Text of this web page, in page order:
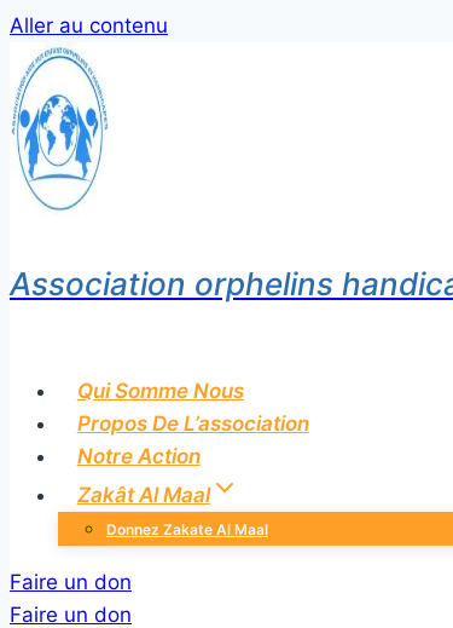
Aller au contenu
Association orphelins
Qui Somme Nous
Propos De L’association
Notre Action
Zakât Al Maal
Donnez Zakate Al Maal
Faire un don
Faire un don